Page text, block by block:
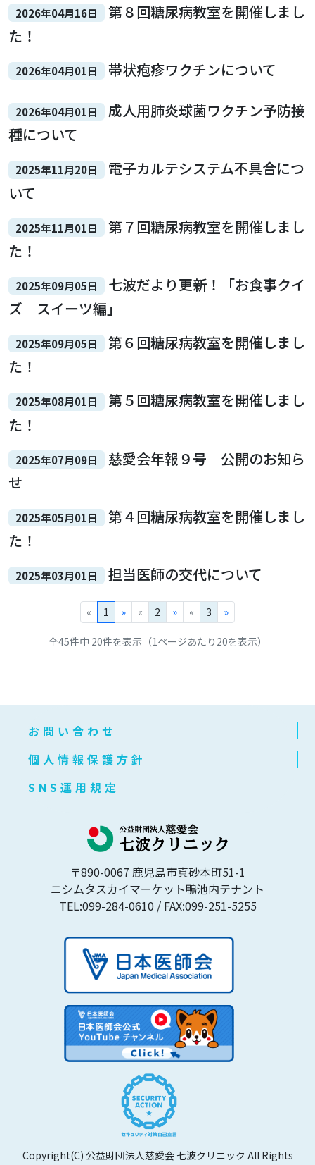
2026年04月16日 第８回糖尿病教室を開催しまし
た！
2026年04月01日 帯状疱疹ワクチンについて
2026年04月01日 成人用肺炎球菌ワクチン予防接
種について
2025年11月20日 電子カルテシステム不具合につ
いて
2025年11月01日 第７回糖尿病教室を開催しまし
た！
2025年09月05日 七波だより更新！「お食事クイ
ズ スイーツ編」
2025年09月05日 第６回糖尿病教室を開催しまし
た！
2025年08月01日 第５回糖尿病教室を開催しまし
た！
2025年07月09日 慈愛会年報９号 公開のお知ら
せ
2025年05月01日 第４回糖尿病教室を開催しまし
た！
2025年03月01日 担当医師の交代について
« 1 » « 2 » « 3 »
全45件中 20件を表示（1ページあたり20を表示）
お問い合わせ
個人情報保護方針
SNS運用規定
〒890-0067 鹿児島市真砂本町51-1
ニシムタスカイマーケット鴨池内テナント
TEL:099-284-0610 / FAX:099-251-5255
Copyright(C) 公益財団法人慈愛会 七波クリニック All Rights